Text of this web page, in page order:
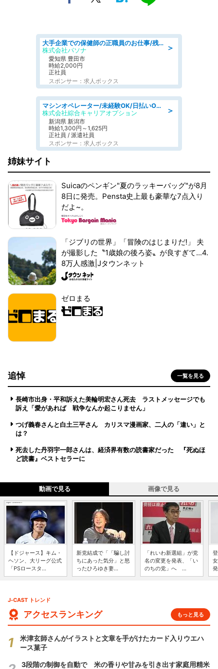
＞
大手企業での保健師の正職員のお仕事/残業なし/要資格:保健師
株式会社パソナ
愛知県 豊田市
時給2,000円
正社員
スポンサー：求人ボックス
＞
マシンオペレーター/未経験OK/日払いOK/寮費無料/交替制/20・30・40代活躍中
株式会社綜合キャリアオプション
新潟県 新潟市
時給1,300円～1,625円
正社員 / 派遣社員
スポンサー：求人ボックス
姉妹サイト
Suicaのペンギン"夏のラッキーバッグ"が8月
8日に発売。Pensta史上最も豪華な7点入り
だよ~。
「ジブリの世界」「冒険のはじまりだ!」 夫
が撮影した〝1歳娘の後ろ姿〟が良すぎて...4.
8万人感激|Jタウンネット
ゼロまる
追悼 一覧を見る
長崎市出身・平和訴えた美輪明宏さん死去 ラストメッセージでも
訴え「愛があれば 戦争なんか起こりません」
つげ義春さんと白土三平さん カリスマ漫画家、二人の「違い」と
は？
死去した丹羽宇一郎さんは、経済界有数の読書家だった 『死ぬほ
ど読書』ベストセラーに
動画で見る 画像で見る
【ドジャース】キム・
ヘソン、大リーグ公式
「PSロースタ...
新党結成で「「騙し討
ちにあった気分」と怒
ったひろゆき妻...
「れいわ新選組」が党
名の変更を発表、「い
のちの党」へ ...
J-CAST トレンド
アクセスランキング もっと見る
米津玄師さんがイラストと文章を手がけたカード入りウエハ
ース菓子
3段階の制御を自動で 米の香りや甘みを引き出す家庭用精米